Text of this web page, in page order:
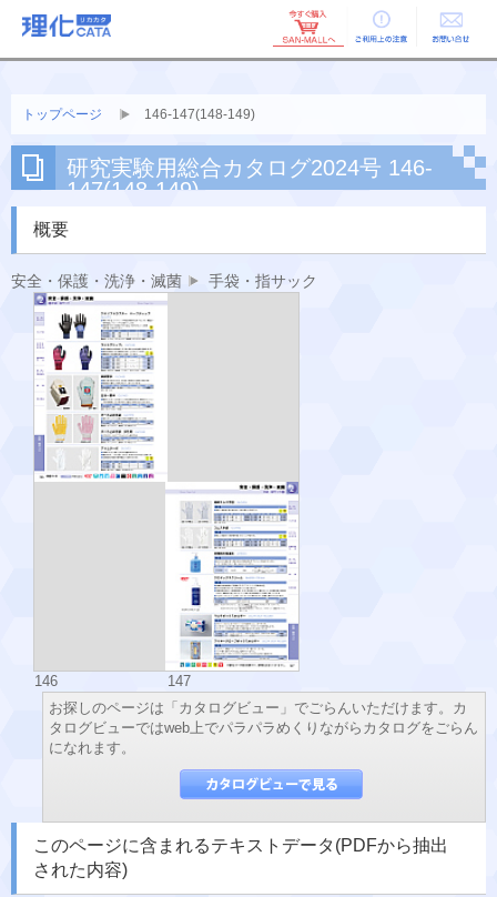
ご利用上の お問い合せ
トップページ 146-147(148-149)
研究実験用総合カタログ2024号 146-
147(148-149)
概要
安全・保護・洗浄・滅菌 手袋・指サック
146
147
お探しのページは「カタログビュー」でごらんいただけます。カ
タログビューではweb上でパラパラめくりながらカタログをごらん
になれます。
このページに含まれるテキストデータ(PDFから抽出
された内容)